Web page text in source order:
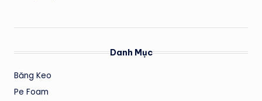
Danh Mục
Băng Keo
Pe Foam